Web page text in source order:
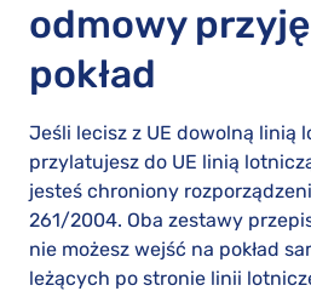
odmowy
pokład
Jeśli lecisz z UE dowolną linią
przylatujesz do UE linią
jesteś chroniony
261/2004. Oba zestawy
nie możesz wejść na pokład
leżących po stronie linii